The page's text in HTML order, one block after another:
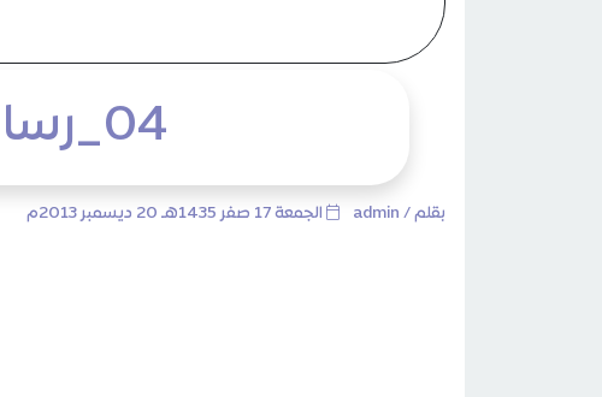
04_رسالة تحمل رسائل – ضحايا بريئة
بقلم / admin الجمعة 17 صفر 1435هـ 20 ديسمبر 2013م